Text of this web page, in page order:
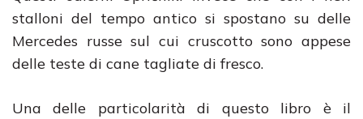
stalloni del tempo antico si spostano su delle
Mercedes russe sul cui cruscotto sono appese
delle teste di cane tagliate di fresco.
Una delle particolarità di questo libro è il